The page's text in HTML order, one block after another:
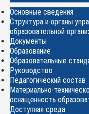
Основные сведения
Структура и органы
образовательной
Документы
Образование
Образовательные
Руководство
Педагогический состав
Материально-
оснащенность
Доступная среда